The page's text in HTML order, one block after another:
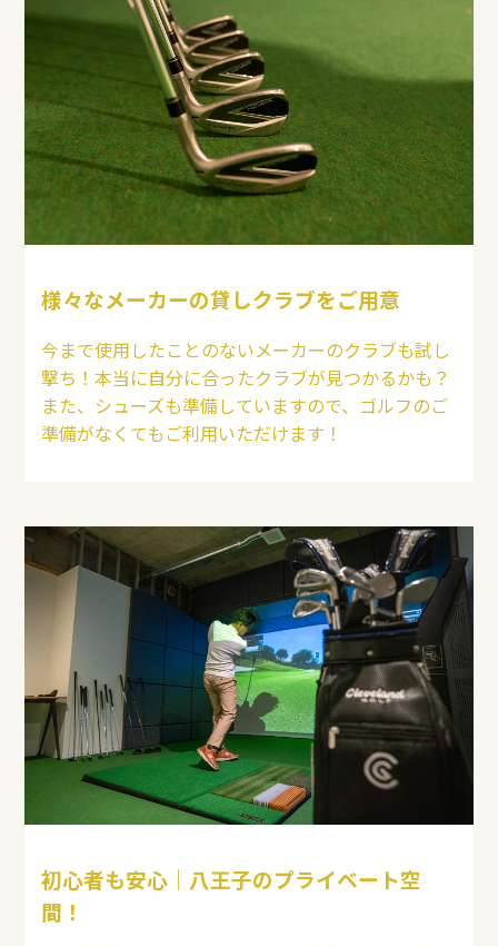
様々なメーカーの貸しクラブをご用意
今まで使用したことのないメーカーのクラブも試し
撃ち！本当に自分に合ったクラブが見つかるかも？
また、シューズも準備していますので、ゴルフのご
準備がなくてもご利用いただけます！
初心者も安心｜八王子のプライベート空
間！